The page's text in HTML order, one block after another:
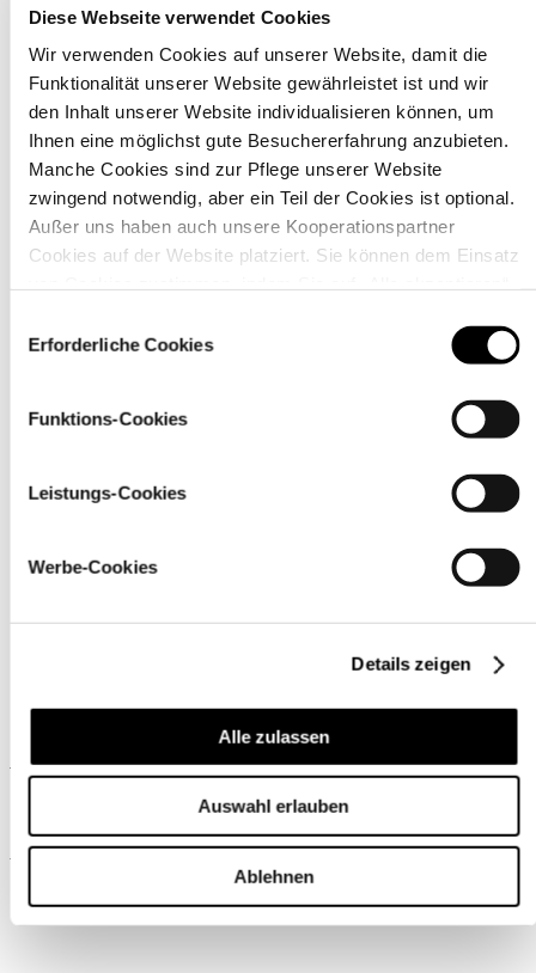
Diese Webseite verwendet Cookies
Wir verwenden Cookies auf unserer Website, damit die
Funktionalität unserer Website gewährleistet ist und wir
den Inhalt unserer Website individualisieren können, um
Ihnen eine möglichst gute Besuchererfahrung anzubieten.
Manche Cookies sind zur Pflege unserer Website
zwingend notwendig, aber ein Teil der Cookies ist optional.
Außer uns haben auch unsere Kooperationspartner
Cookies auf der Website platziert. Sie können dem Einsatz
über den Link „Cookie-Einstellungen
Erforderliche Cookies
Funktions-Cookies
Leistungs-Cookies
Werbe-Cookies
Details zeigen
Alle zulassen
Auswahl erlauben
Ablehnen
Material
Pflegehinweise
Ähnliche Produkte
Wird oft zusammen gekauft